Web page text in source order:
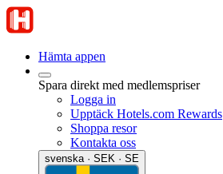
Hämta appen
Spara direkt med medlemspriser
Logga in
Upptäck Hotels.com Rewards
Shoppa resor
Kontakta oss
svenska · SEK · SE